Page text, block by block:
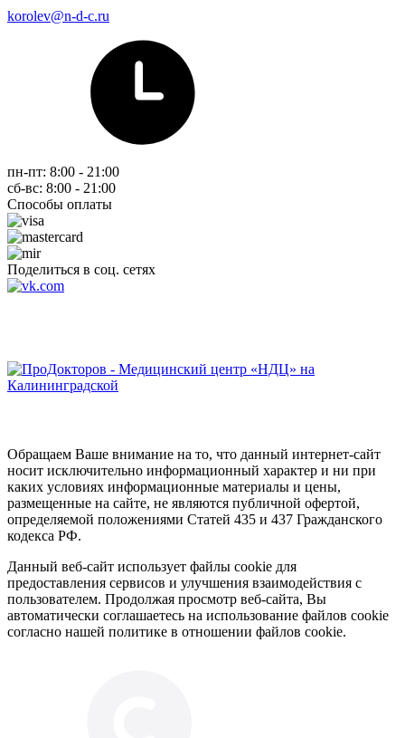
korolev@n-d-c.ru
пн-пт: 8:00 - 21:00
сб-вс: 8:00 - 21:00
Способы оплаты
Поделиться в соц. сетях
Обращаем Ваше внимание на то, что данный интернет-сайт
носит исключительно информационный характер и ни при
каких условиях информационные материалы и цены,
размещенные на сайте, не являются публичной офертой,
определяемой положениями Статей 435 и 437 Гражданского
кодекса РФ.
Данный веб-сайт использует файлы cookie для
предоставления сервисов и улучшения взаимодействия с
пользователем. Продолжая просмотр веб-сайта, Вы
автоматически соглашаетесь на использование файлов cookie
согласно нашей политике в отношении файлов cookie.